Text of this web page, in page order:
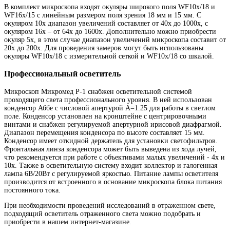
В комплект микроскопа входят окуляры широкого поля WF10х/18 и
WF16х/15 с линейным размером поля зрения 18 мм и 15 мм. С
окуляром 10х диапазон увеличений составляет от 40х до 1000х, с
окуляром 16х – от 64х до 1600х. Дополнительно можно приобрести
окуляр 5х, в этом случае диапазон увеличений микроскопа составит от
20х до 200х. Для проведения замеров могут быть использованы
окуляры WF10х/18 с измерительной сеткой и WF10х/18 со шкалой.
Профессиональный осветитель
Микроскоп Микромед Р-1 снабжен осветительной системой
проходящего света профессионального уровня. В ней использован
конденсор Аббе с числовой апертурой А=1.25 для работы в светлом
поле. Конденсор установлен на кронштейне с центрировочными
винтами и снабжен регулируемой апертурной ирисовой диафрагмой.
Диапазон перемещения конденсора по высоте составляет 15 мм.
Конденсор имеет откидной держатель для установки светофильтров.
Фронтальная линза конденсора может быть выведена из хода лучей,
что рекомендуется при работе с объективами малых увеличений - 4х и
10х. Также в осветительную систему входит коллектор и галогенная
лампа 6В/20Вт с регулируемой яркостью. Питание лампы осветителя
производится от встроенного в основание микроскопа блока питания
постоянного тока.
При необходимости проведений исследований в отраженном свете,
подходящий осветитель отраженного света можно подобрать и
приобрести в нашем интернет-магазине.